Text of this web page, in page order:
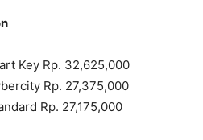
Key Rp. 32,625,000
Rp. 27,375,000
Rp. 27,175,000